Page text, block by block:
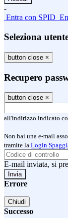
-
Entra con SPID
Seleziona
button close ×
Recupero
button close ×
all'indirizzo indicato
Non hai una e-mail
tramite la Login
E-mail inviata, si
Errore
Chiudi
Successo